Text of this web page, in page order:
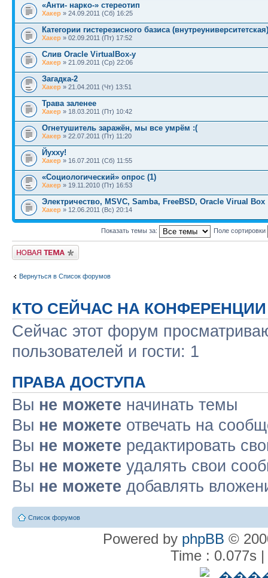
«Анти- нарко-» стереотип
Хакер » 24.09.2011 (Сб) 16:25
Категории гистерезисного базиса (внутреуниверситетская)
Хакер » 02.09.2011 (Пт) 17:52
Слив Oracle VirtualBox-у
Хакер » 21.09.2011 (Ср) 22:06
Загадка-2
Хакер » 21.04.2011 (Чт) 13:51
Трава заленее
Хакер » 18.03.2011 (Пт) 10:42
Огнетушитель заражён, мы все умрём :(
Хакер » 22.07.2011 (Пт) 11:20
Йухху!
Хакер » 16.07.2011 (Сб) 11:55
«Социологический» опрос (1)
Хакер » 19.11.2010 (Пт) 16:53
Электричество, MSVC, Samba, FreeBSD, Oracle Virual Box
Хакер » 12.06.2011 (Вс) 20:14
Показать темы за: Поле сортировки
Новая тема
Вернуться в Список форумов
КТО СЕЙЧАС НА КОНФЕРЕНЦИИ
Сейчас этот форум
пользователей и гости: 1
ПРАВА ДОСТУПА
Вы не можете начинать темы
Вы не можете отвечать на
Вы не можете редактировать
Вы не можете удалять свои
Вы не можете добавлять
Список форумов
Powered by phpBB ©
Time : 0.077s